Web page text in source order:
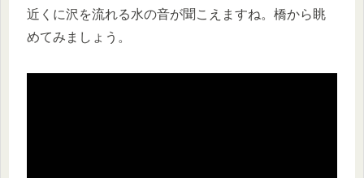
近くに沢を流れる水の音が聞こえますね。橋から眺
めてみましょう。